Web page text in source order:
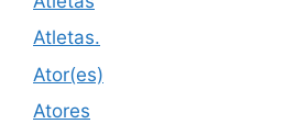
Atletas.
Ator(es)
Atores